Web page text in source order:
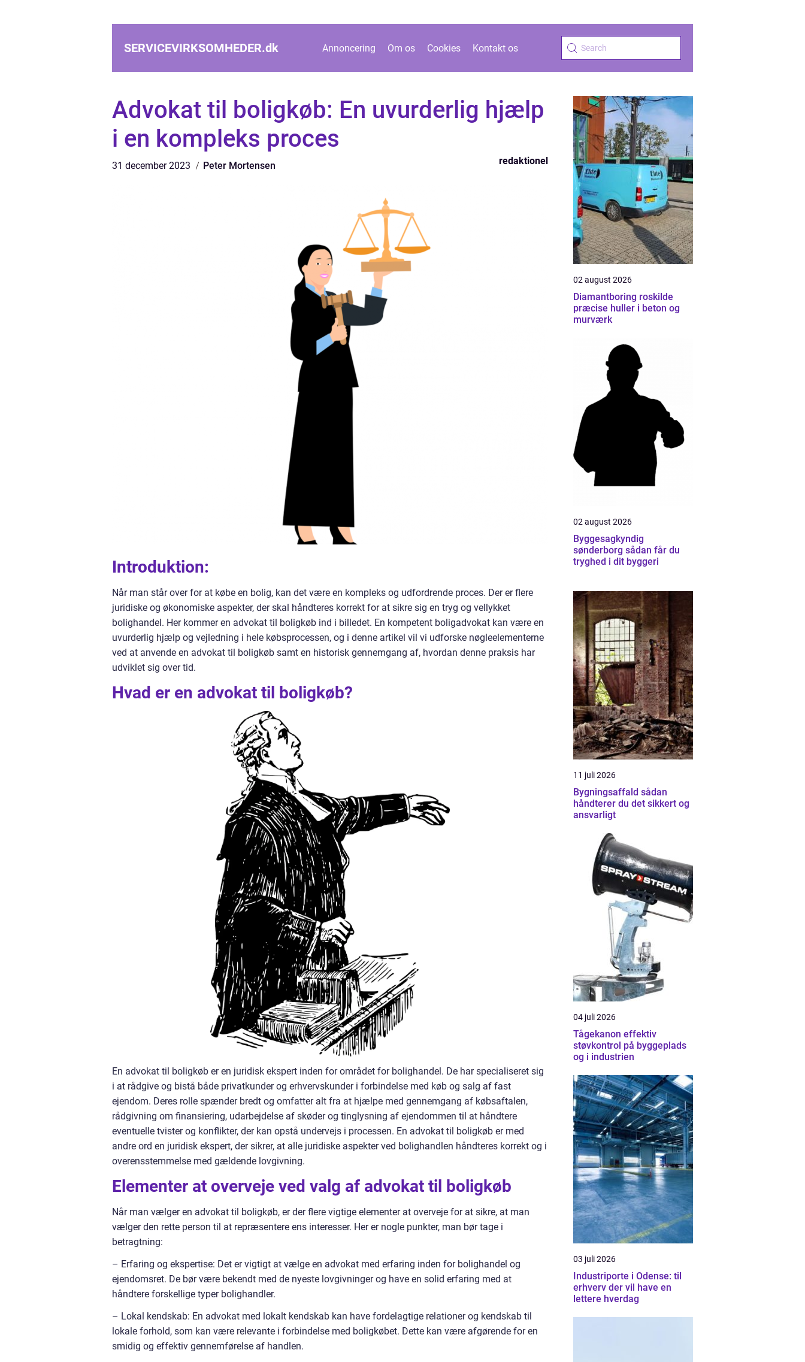
SERVICEVIRKSOMHEDER.dk Annoncering Om os Cookies Kontakt os
Advokat til boligkøb: En uvurderlig hjælp
i en kompleks proces
31 december 2023 Peter Mortensen redaktionel
Introduktion:
Når man står over for at købe en bolig, kan det være en kompleks og udfordrende proces. Der er flere
juridiske og økonomiske aspekter, der skal håndteres korrekt for at sikre sig en tryg og vellykket
bolighandel. Her kommer en advokat til boligkøb ind i billedet. En kompetent boligadvokat kan være en
uvurderlig hjælp og vejledning i hele købsprocessen, og i denne artikel vil vi udforske nøgleelementerne
ved at anvende en advokat til boligkøb samt en historisk gennemgang af, hvordan denne praksis har
udviklet sig over tid.
Hvad er en advokat til boligkøb?
En advokat til boligkøb er en juridisk ekspert inden for området for bolighandel. De har specialiseret sig
i at rådgive og bistå både privatkunder og erhvervskunder i forbindelse med køb og salg af fast
ejendom. Deres rolle spænder bredt og omfatter alt fra at hjælpe med gennemgang af købsaftalen,
rådgivning om finansiering, udarbejdelse af skøder og tinglysning af ejendommen til at håndtere
eventuelle tvister og konflikter, der kan opstå undervejs i processen. En advokat til boligkøb er med
andre ord en juridisk ekspert, der sikrer, at alle juridiske aspekter ved bolighandlen håndteres korrekt og i
overensstemmelse med gældende lovgivning.
Elementer at overveje ved valg af advokat til boligkøb
Når man vælger en advokat til boligkøb, er der flere vigtige elementer at overveje for at sikre, at man
vælger den rette person til at repræsentere ens interesser. Her er nogle punkter, man bør tage i
betragtning:
– Erfaring og ekspertise: Det er vigtigt at vælge en advokat med erfaring inden for bolighandel og
ejendomsret. De bør være bekendt med de nyeste lovgivninger og have en solid erfaring med at
håndtere forskellige typer bolighandler.
– Lokal kendskab: En advokat med lokalt kendskab kan have fordelagtige relationer og kendskab til
lokale forhold, som kan være relevante i forbindelse med boligkøbet. Dette kan være afgørende for en
smidig og effektiv gennemførelse af handlen.
02 august 2026
Diamantboring roskilde
præcise huller i beton og
murværk
02 august 2026
Byggesagkyndig
sønderborg sådan får du
tryghed i dit byggeri
11 juli 2026
Bygningsaffald sådan
håndterer du det sikkert og
ansvarligt
04 juli 2026
Tågekanon effektiv
støvkontrol på byggeplads
og i industrien
03 juli 2026
Industriporte i Odense: til
erhverv der vil have en
lettere hverdag